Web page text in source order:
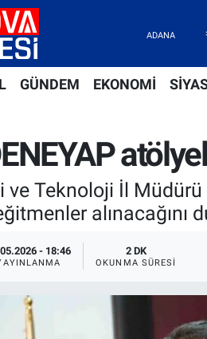
GÜNDEM EKONOMİ
ve Teknoloji İl Müdürü
alınacağını
- 18:46 2 DK
OKUNMA SÜRESI